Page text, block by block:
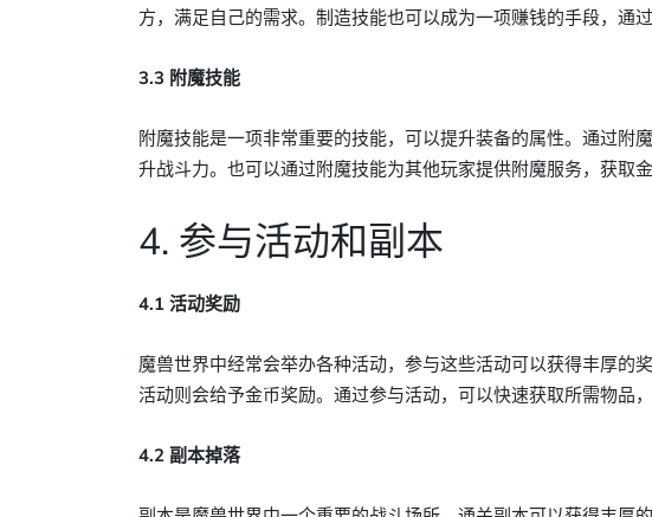
方，满足自己的需求。制造技能也可以成为一项赚钱的手段，通
3.3 附魔技能
附魔技能是一项非常重要的技能，可以提升装备的属性。通过附
升战斗力。也可以通过附魔技能为其他玩家提供附魔服务，获取金
4. 参与活动和副本
4.1 活动奖励
魔兽世界中经常会举办各种活动，参与这些活动可以获得丰厚的
活动则会给予金币奖励。通过参与活动，可以快速获取所需物品，
4.2 副本掉落